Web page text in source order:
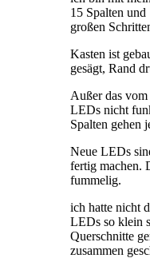
15 Spalten
großen
Kasten ist
gesägt, Rand
Außer das
LEDs nicht
Spalten gehen
Neue LEDs
fertig machen.
fummelig.
ich hatte nicht
LEDs so klein
Querschnitte
zusammen